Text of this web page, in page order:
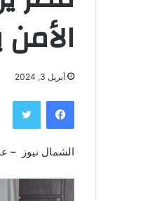
أبريل 3, 2024
فيسبوك تويتر
الشمال نيوز –